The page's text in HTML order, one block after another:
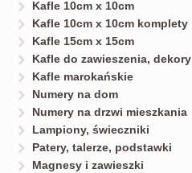
Kafle 10cm x 10cm
Kafle 10cm x 10cm komplety
Kafle 15cm x 15cm
Kafle do zawieszenia, dekory
Kafle marokańskie
Numery na dom
Numery na drzwi mieszkania
Lampiony, świeczniki
Patery, talerze, podstawki
Magnesy i zawieszki